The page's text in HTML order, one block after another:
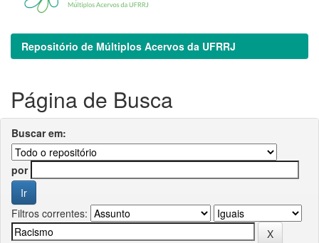
Repositório de Múltiplos Acervos da UFRRJ
Página de Busca
Buscar em:
por
Filtros correntes: